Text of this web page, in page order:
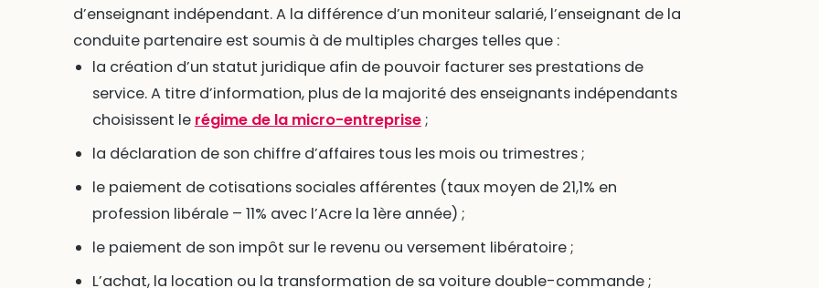
d’enseignant indépendant. A la différence d’un moniteur salarié, l’enseignant de la
conduite partenaire est soumis à de multiples charges telles que :
la création d’un statut juridique afin de pouvoir facturer ses prestations de
service. A titre d’information, plus de la majorité des enseignants indépendants
choisissent le régime de la micro-entreprise;
la déclaration de son chiffre d’affaires tous les mois ou trimestres ;
le paiement de cotisations sociales afférentes (taux moyen de 21,1% en
profession libérale – 11% avec l’Acre la 1ère année) ;
le paiement de son impôt sur le revenu ou versement libératoire ;
L’achat, la location ou la transformation de sa voiture double-commande ;